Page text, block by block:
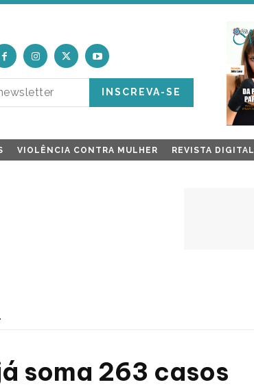
INSCREVA-SE
VIOLÊNCIA CONTRA MULHER REVISTA DIGITAL
soma 263 casos